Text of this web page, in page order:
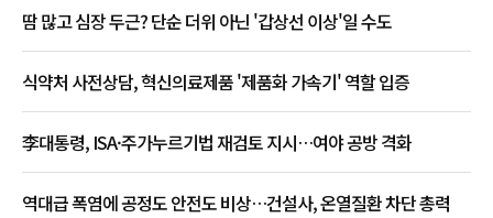
땀 많고 심장 두근? 단순 더위 아닌 '갑상선 이상'일 수도
식약처 사전상담, 혁신의료제품 '제품화 가속기' 역할 입증
李대통령, ISA·주가누르기법 재검토 지시…여야 공방 격화
역대급 폭염에 공정도 안전도 비상…건설사, 온열질환 차단 총력